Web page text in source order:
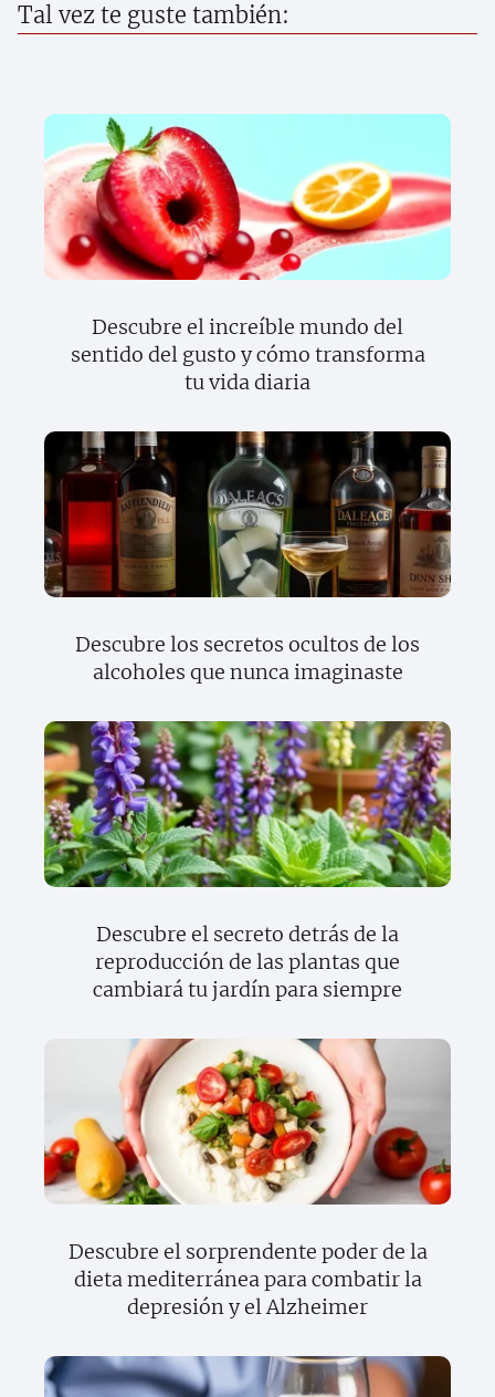
Tal vez te guste también:
Descubre el increíble mundo del
sentido del gusto y cómo transforma
tu vida diaria
Descubre los secretos ocultos de los
alcoholes que nunca imaginaste
Descubre el secreto detrás de la
reproducción de las plantas que
cambiará tu jardín para siempre
Descubre el sorprendente poder de la
dieta mediterránea para combatir la
depresión y el Alzheimer